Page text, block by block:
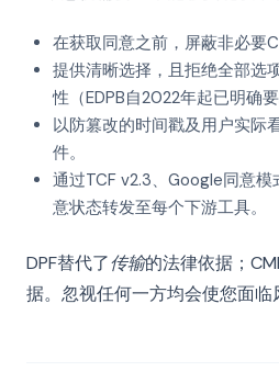
在获取同意之前，屏蔽非必要
提供清晰选择，且拒绝全部选
性（EDPB自2022年起已明确要
以防篡改的时间戳及用户实际
件。
通过TCF v2.3、Google同意模
意状态转发至每个下游工具。
DPF替代了传输的法律依据；
据。忽视任何一方均会使您面临